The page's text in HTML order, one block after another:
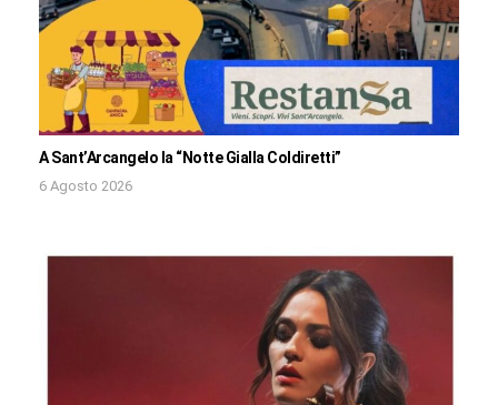
A Sant’Arcangelo la “Notte Gialla Coldiretti”
6 Agosto 2026